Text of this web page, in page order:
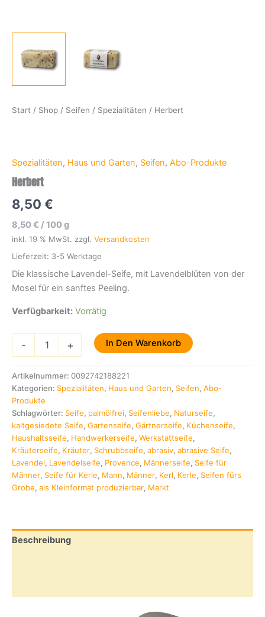
Start / Shop / Seifen / Spezialitäten / Herbert
Spezialitäten, Haus und Garten, Seifen, Abo-Produkte
Herbert
8,50 €
8,50 € /100 g
inkl. 19 % MwSt. zzgl. Versandkosten
Lieferzeit: 3-5 Werktage
Die klassische Lavendel-Seife, mit Lavendelblüten von der
Mosel für ein sanftes Peeling.
Verfügbarkeit: Vorrätig
- + In Den Warenkorb
Artikelnummer: 0092742188221
Kategorien: Spezialitäten, Haus und Garten, Seifen, Abo-
Produkte
Schlagwörter: Seife, palmölfrei, Seifenliebe, Naturseife,
kaltgesiedete Seife, Gartenseife, Gärtnerseife, Küchenseife,
Haushaltsseife, Handwerkerseife, Werkstattseife,
Kräuterseife, Kräuter, Schrubbseife, abrasiv, abrasive Seife,
Lavendel, Lavendelseife, Provence, Männerseife, Seife für
Männer, Seife für Kerle, Mann, Männer, Kerl, Kerle, Seifen fürs
Grobe, als Kleinformat produzierbar, Markt
Beschreibung